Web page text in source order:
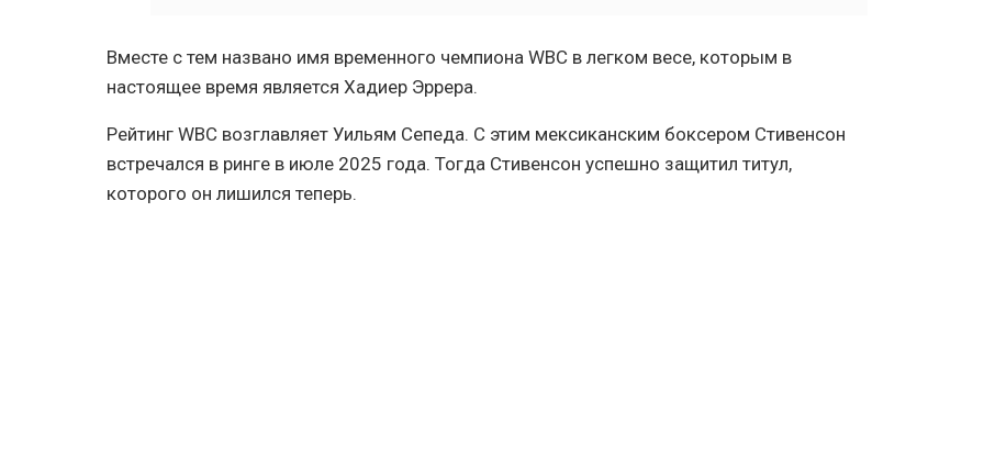
Вместе с тем названо имя временного чемпиона WBC в легком весе, которым в
настоящее время является Хадиер Эррера.
Рейтинг WBC возглавляет Уильям Сепеда. С этим мексиканским боксером Стивенсон
встречался в ринге в июле 2025 года. Тогда Стивенсон успешно защитил титул,
которого он лишился теперь.